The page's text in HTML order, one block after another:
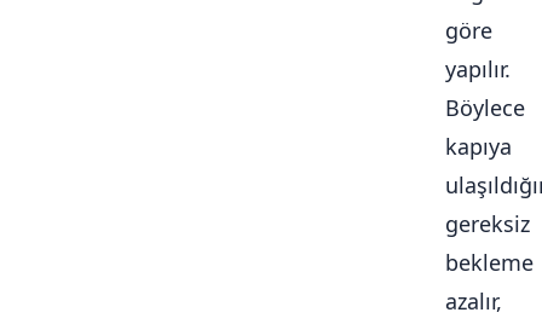
göre
yapılır.
Böylece
kapıya
gereksiz
bekleme
azalır,